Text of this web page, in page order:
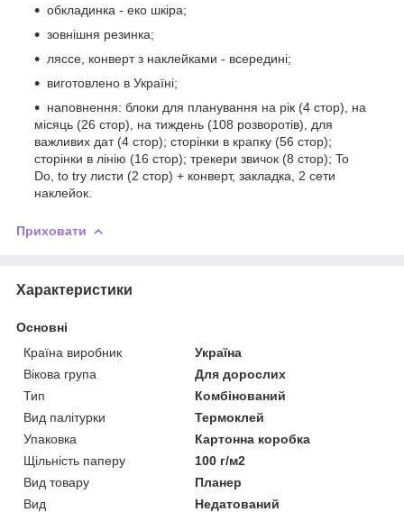
обкладинка - еко шкіра;
зовнішня резинка;
ляссе, конверт з наклейками - всередині;
виготовлено в Україні;
наповнення: блоки для планування на рік (4 стор), на
місяць (26 стор), на тиждень (108 розворотів), для
важливих дат (4 стор); сторінки в крапку (56 стор);
сторінки в лінію (16 стор); трекери звичок (8 стор); To
Do, to try листи (2 стор) + конверт, закладка, 2 сети
наклейок.
Приховати
Характеристики
Основні
Країна виробник
Україна
Вікова група
Для дорослих
Тип
Комбінований
Вид палітурки
Термоклей
Упаковка
Картонна коробка
Щільність паперу
100 г/м2
Вид товару
Планер
Вид
Недатований